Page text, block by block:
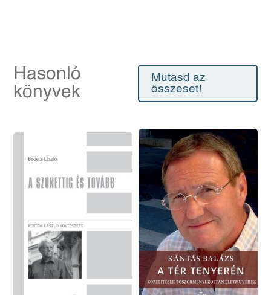
Hasonló
könyvek
Mutasd az
összeset!